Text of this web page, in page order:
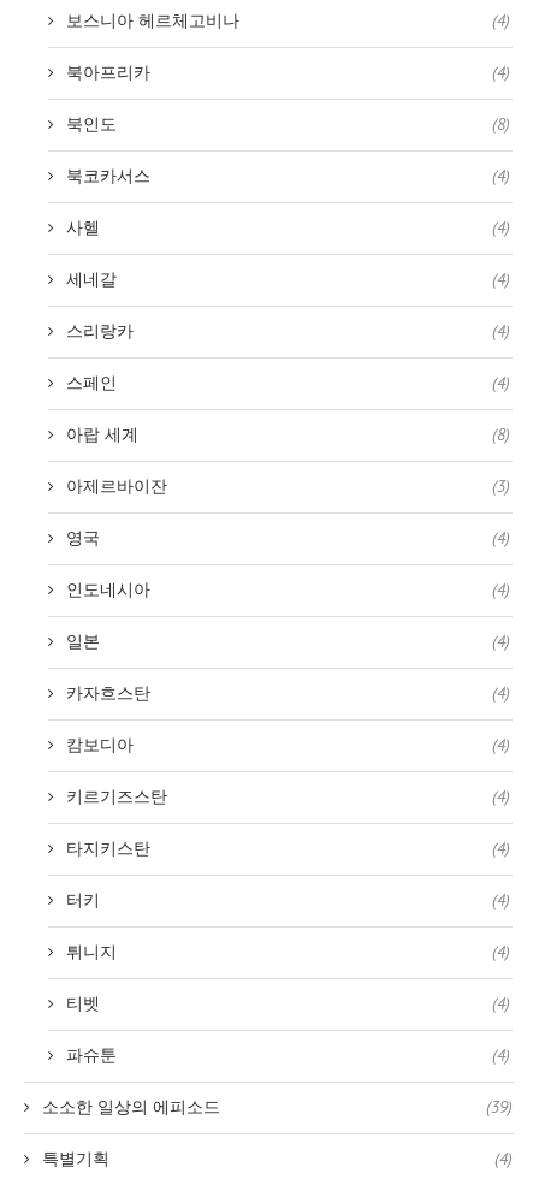
보스니아 헤르체고비나 (4)
북아프리카 (4)
북인도 (8)
북코카서스 (4)
사헬 (4)
세네갈 (4)
스리랑카 (4)
스페인 (4)
아랍 세계 (8)
아제르바이잔 (3)
영국 (4)
인도네시아 (4)
일본 (4)
카자흐스탄 (4)
캄보디아 (4)
키르기즈스탄 (4)
타지키스탄 (4)
터키 (4)
튀니지 (4)
티벳 (4)
파슈툰 (4)
소소한 일상의 에피소드 (39)
특별기획 (4)